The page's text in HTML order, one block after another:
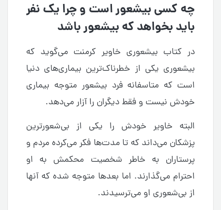
چه کسی بیشعور است و چرا یک نفر
باید بخواهد که بیشعور باشد
در کتاب بیشعوری خاویر کرمنت می‌گوید که
بیشعوری یکی از خطرناک‌ترین بیماری‌های دنیا
است که متاسفانه فرد بیشعور متوجه بیماری
خودش نیست و فقط دیگران را آزار می‌دهد.
البته خاویر خودش را یکی از بی‌شعورترین
پزشکان می‌داند که تا مدت‌ها فکر می‌کرده مردم و
پرستاران به خاطر شخصیت محکمش به او
احترام می‌گذارند. اما بعدها متوجه شده که آنها
از بی‌شعوری او می‌ترسیدند.